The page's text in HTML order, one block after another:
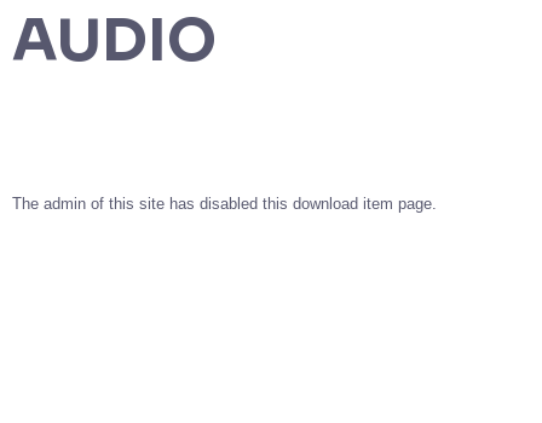
AUDIO
The admin of this site has disabled this download item page.